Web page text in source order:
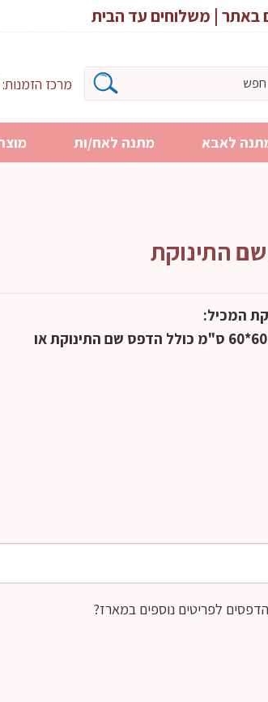
מרכז הזמנות:
לאבא מתנה לאח/ות
שם התינוקת
המכיל:
חיתול בד, מידות: 60*60 ס"מ כולל הדפס שם התינוקת או
הדפסים לפריטים נוספים במארז?